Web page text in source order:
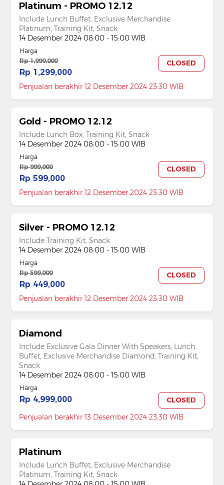
Platinum - PROMO 12.12
Include Lunch Buffet, Exclusive Merchandise
Platinum, Training Kit, Snack
14 Desember 2024 08:00 - 15:00 WIB
Harga
Rp 1,999,000
Rp 1,299,000
CLOSED
Penjualan berakhir 12 Desember 2024 23:30 WIB
Gold - PROMO 12.12
Include Lunch Box, Training Kit, Snack
14 Desember 2024 08:00 - 15:00 WIB
Harga
Rp 999,000
Rp 599,000
CLOSED
Penjualan berakhir 12 Desember 2024 23:30 WIB
Silver - PROMO 12.12
Include Training Kit, Snack
14 Desember 2024 08:00 - 15:00 WIB
Harga
Rp 599,000
Rp 449,000
CLOSED
Penjualan berakhir 12 Desember 2024 23:30 WIB
Diamond
Include Exclusive Gala Dinner With Speakers, Lunch
Buffet, Exclusive Merchandise Diamond, Training Kit,
Snack
14 Desember 2024 08:00 - 15:00 WIB
Harga
Rp 4,999,000
CLOSED
Penjualan berakhir 13 Desember 2024 23:30 WIB
Platinum
Include Lunch Buffet, Exclusive Merchandise
Platinum, Training Kit, Snack